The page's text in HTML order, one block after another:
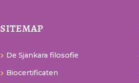
sitemap
De Sjankara filosofie
Biocertificaten